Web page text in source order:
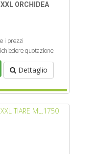
ORCHIDEA
i prezzi
quotazione
Dettaglio